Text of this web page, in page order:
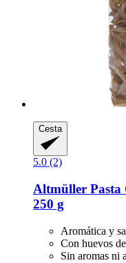
Cesta
5.0 (2)
Altmüller Pasta
250 g
Aromática y
Con huevos
Sin aromas ni